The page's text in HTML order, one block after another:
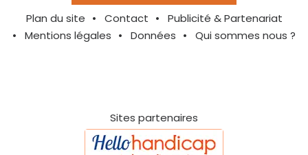
Plan du site Contact
Publicité & Partenariat
Mentions légales
Données Qui sommes nous ?
Sites partenaires